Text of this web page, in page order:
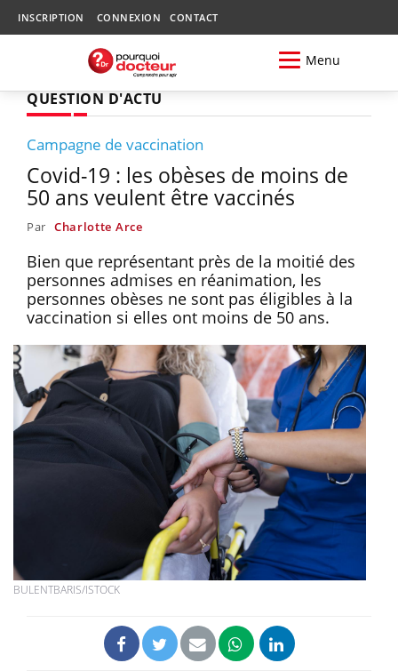
INSCRIPTION CONNEXION CONTACT
Menu
QUESTION D'ACTU
Campagne de vaccination
Covid-19 : les obèses de moins de
50 ans veulent être vaccinés
Par Charlotte Arce
Bien que représentant près de la moitié des
personnes admises en réanimation, les
personnes obèses ne sont pas éligibles à la
vaccination si elles ont moins de 50 ans.
BULENTBARIS/ISTOCK